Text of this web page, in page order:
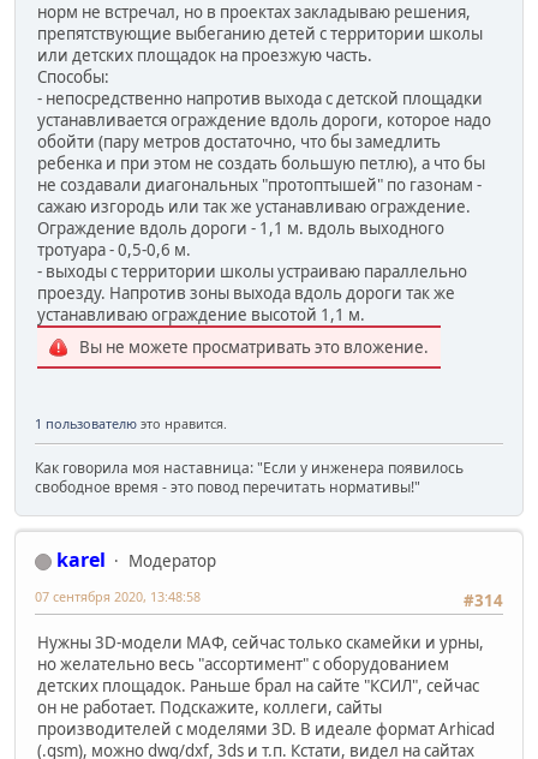
норм не встречал, но в проектах закладываю решения,
препятствующие выбеганию детей с территории школы
или детских площадок на проезжую часть.
Способы:
- непосредственно напротив выхода с детской площадки
устанавливается ограждение вдоль дороги, которое надо
обойти (пару метров достаточно, что бы замедлить
ребенка и при этом не создать большую петлю), а что бы
не создавали диагональных "протоптышей" по газонам -
сажаю изгородь или так же устанавливаю ограждение.
Ограждение вдоль дороги - 1,1 м. вдоль выходного
тротуара - 0,5-0,6 м.
- выходы с территории школы устраиваю параллельно
проезду. Напротив зоны выхода вдоль дороги так же
устанавливаю ограждение высотой 1,1 м.
Вы не можете просматривать это вложение.
1 пользователю это нравится.
Как говорила моя наставница: "Если у инженера появилось
свободное время - это повод перечитать нормативы!"
karel
Модератор
#314
07 сентября 2020, 13:48:58
Нужны 3D-модели МАФ, сейчас только скамейки и урны,
но желательно весь "ассортимент" с оборудованием
детских площадок. Раньше брал на сайте "КСИЛ", сейчас
он не работает. Подскажите, коллеги, сайты
производителей с моделями 3D. В идеале формат Arhicad
(.gsm), можно dwg/dxf, 3ds и т.п. Кстати, видел на сайтах